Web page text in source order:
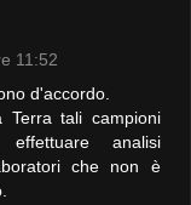
11:52
d'accordo.
Terra tali campioni
analisi
che non è